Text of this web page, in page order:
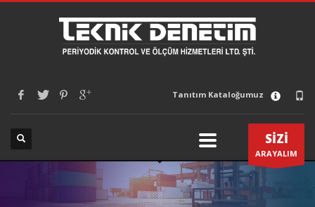
Tanıtım Kataloğumuz
SİZİ
ARAYALIM